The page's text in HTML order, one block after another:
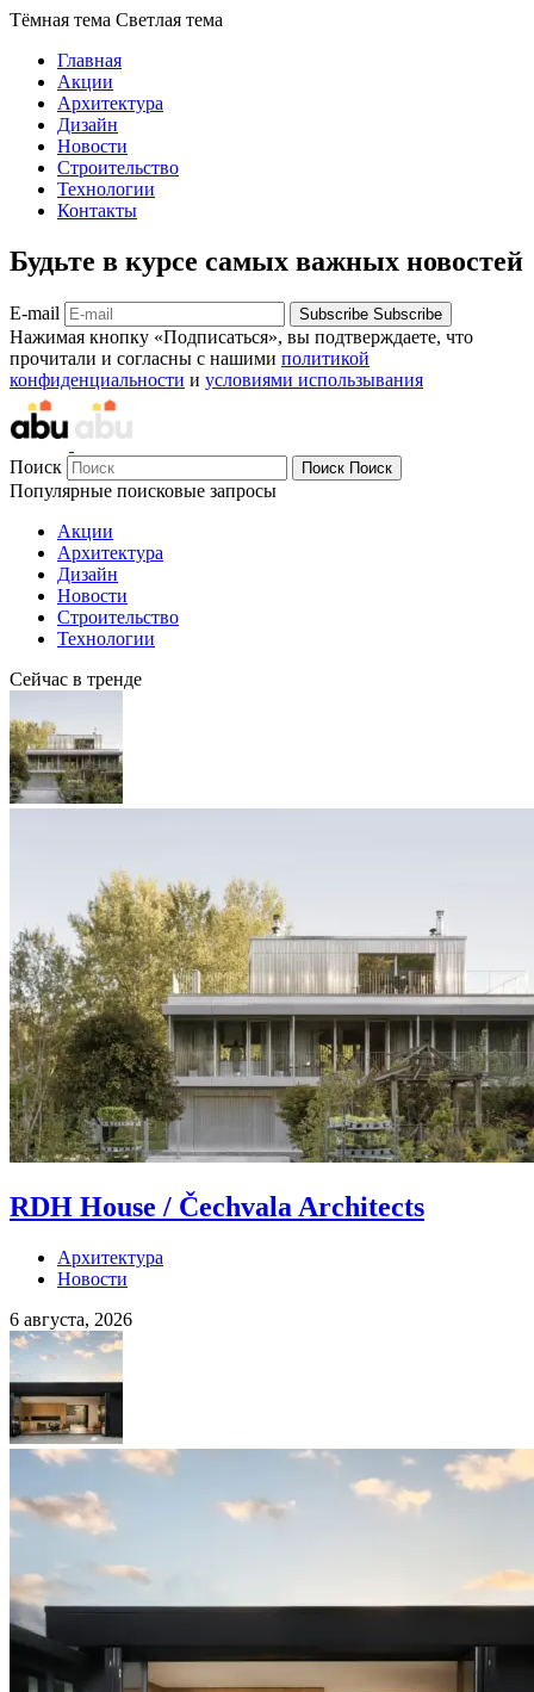
Тёмная тема Светлая тема
Главная
Акции
Архитектура
Дизайн
Новости
Строительство
Технологии
Контакты
Будьте в курсе самых важных новостей
E-mail Subscribe Subscribe
Нажимая кнопку «Подписаться», вы подтверждаете, что
прочитали и согласны с нашими политикой
конфиденциальности и условиями использывания
Поиск Поиск Поиск
Популярные поисковые запросы
Акции
Архитектура
Дизайн
Новости
Строительство
Технологии
Сейчас в тренде
RDH House / Čechvala Architects
Архитектура
Новости
6 августа, 2026